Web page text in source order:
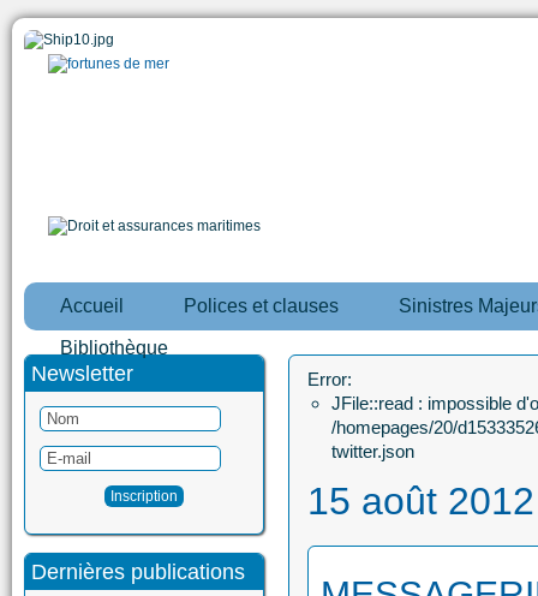
Accueil Polices et clauses Sinistres
Bibliothèque
Newsletter
Dernières publications
Error:
JFile::read : impossible
/homepages/20/
twitter.json
15 août 2012